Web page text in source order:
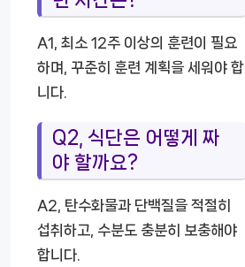
A1, 최소 12주 이상의 훈련이 필요
하며, 꾸준히 훈련 계획을 세워야 합
니다.
Q2, 식단은 어떻게 짜
야 할까요?
A2, 탄수화물과 단백질을 적절히
섭취하고, 수분도 충분히 보충해야
합니다.